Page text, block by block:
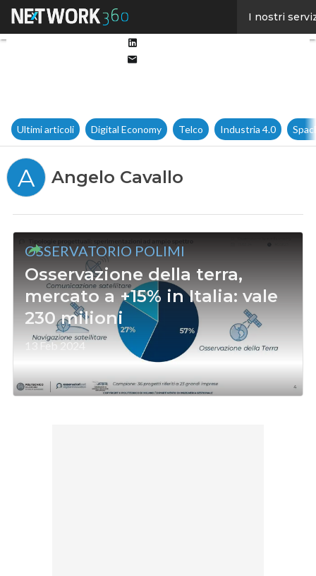
I nostri
Ultimi articoli Digital Economy Telco Industria 4.0
A Angelo Cavallo
OSSERVATORIO POLIMI
Osservazione della terra,
mercato a +15% in Italia: vale
230 milioni
13 Feb 2024